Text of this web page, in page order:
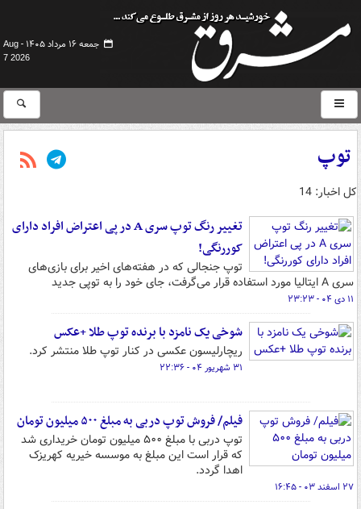
جمعه ۱۶ مرداد ۱۴۰۵ -
Aug
7 2026
توپ
کل اخبار: 14
تغییر رنگ توپ سری A‌ در پی اعتراض افراد دارای
کوررنگی!
توپ جنجالی که در هفته‌های اخیر برای بازی‌های
سری A ایتالیا مورد استفاده قرار می‌گرفت، جای خود را به توپی جدید
۱۱ دی ۰۴ - ۲۳:۲۳
شوخی یک نامزد با برنده توپ طلا +عکس
ریچارلیسون عکسی در کنار توپ طلا منتشر کرد.
۳۱ شهریور ۰۴ - ۲۲:۳۶
فیلم/ فروش توپ دربی به مبلغ ۵۰۰ میلیون تومان
توپ دربی با مبلغ ۵۰۰ میلیون تومان خریداری شد
که قرار است این مبلغ به موسسه خیریه کهریزک
اهدا گردد.
۲۷ اسفند ۰۳ - ۱۶:۴۵